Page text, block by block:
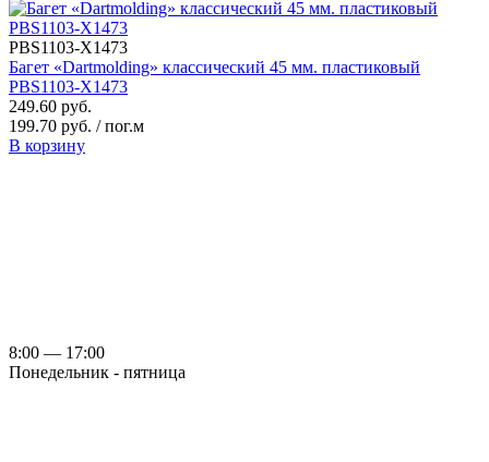
PBS1103-X1473
Багет «Dartmolding» классический 45 мм. пластиковый
PBS1103-X1473
249.60 руб.
199.70 руб. / пог.м
В корзину
8:00 — 17:00
Понедельник - пятница